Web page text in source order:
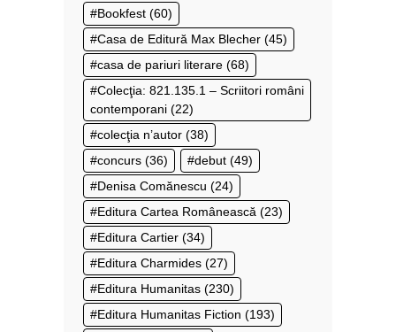
Bookfest (60)
Casa de Editură Max Blecher (45)
casa de pariuri literare (68)
Colecţia: 821.135.1 – Scriitori români
contemporani (22)
colecţia n’autor (38)
concurs (36) debut (49)
Denisa Comănescu (24)
Editura Cartea Românească (23)
Editura Cartier (34)
Editura Charmides (27)
Editura Humanitas (230)
Editura Humanitas Fiction (193)